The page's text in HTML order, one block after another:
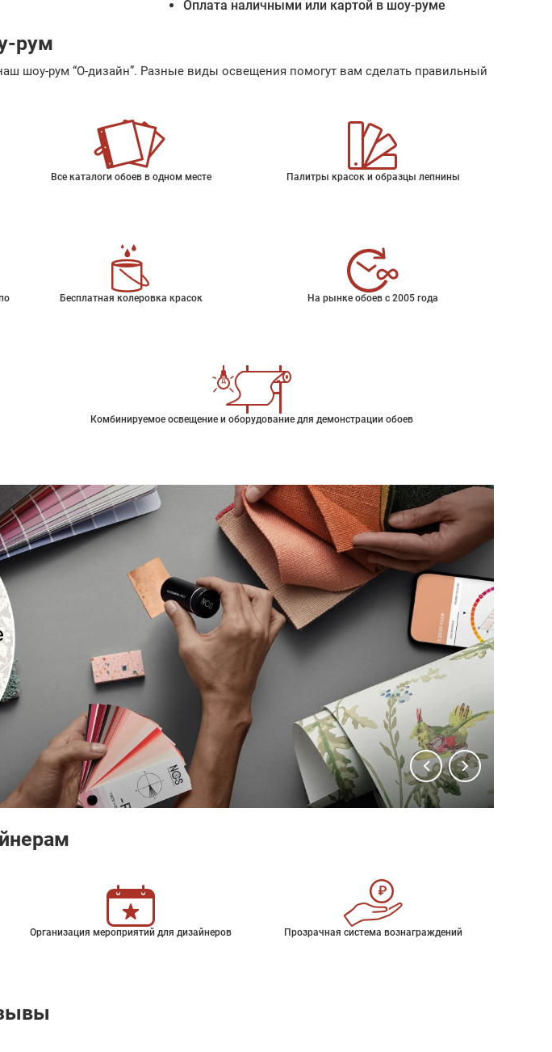
Оплата наличными или картой в шоу-руме
рум
шоу-рум “О-дизайн”. Разные виды освещения помогут вам сделать правильный
Все каталоги обоев в одном месте Палитры красок и образцы лепнины
Бесплатная колеровка красок На рынке обоев с 2005 года
Комбинируемое освещение и оборудование для демонстрации обоев
Организация мероприятий для дизайнеров Прозрачная система вознаграждений